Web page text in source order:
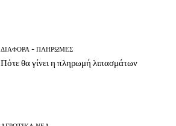
ΔΙΆΦΟΡΑ - ΠΛΗΡΩΜΈΣ
Πότε θα γίνει η πληρωμή λιπασμάτων